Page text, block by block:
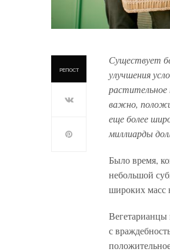
РЕПОСТ
Существует
улучшения
растительное
важно,
еще более
миллиарды
Было время,
небольшой
широких масс
с